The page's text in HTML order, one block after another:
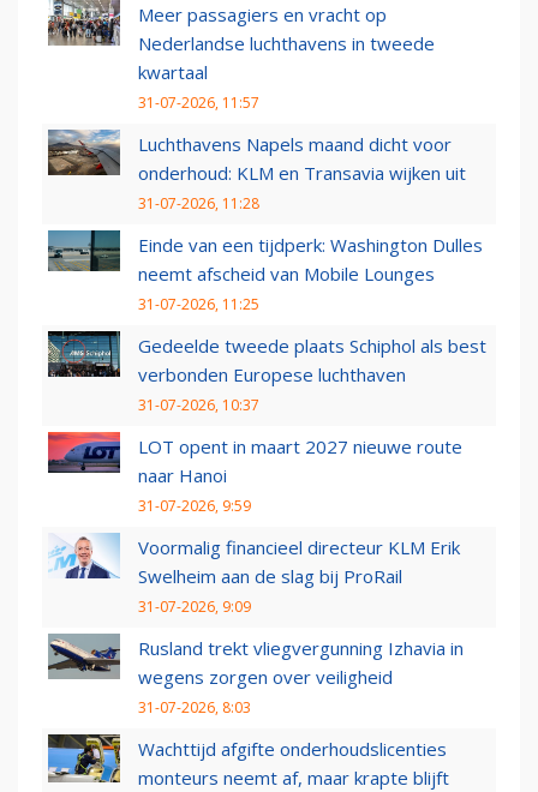
Meer passagiers en vracht op
Nederlandse luchthavens in tweede
kwartaal
31-07-2026, 11:57
Luchthavens Napels maand dicht voor
onderhoud: KLM en Transavia wijken uit
31-07-2026, 11:28
Einde van een tijdperk: Washington Dulles
neemt afscheid van Mobile Lounges
31-07-2026, 11:25
Gedeelde tweede plaats Schiphol als best
verbonden Europese luchthaven
31-07-2026, 10:37
LOT opent in maart 2027 nieuwe route
naar Hanoi
31-07-2026, 9:59
Voormalig financieel directeur KLM Erik
Swelheim aan de slag bij ProRail
31-07-2026, 9:09
Rusland trekt vliegvergunning Izhavia in
wegens zorgen over veiligheid
31-07-2026, 8:03
Wachttijd afgifte onderhoudslicenties
monteurs neemt af, maar krapte blijft